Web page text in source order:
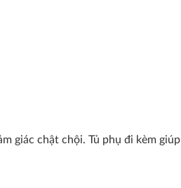
giác chật chội. Tủ phụ đi kèm giúp